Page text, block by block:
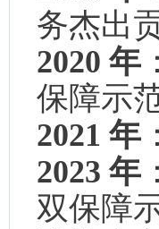
务杰出
2020 年
保障示
2021 年
2023 年
双保障